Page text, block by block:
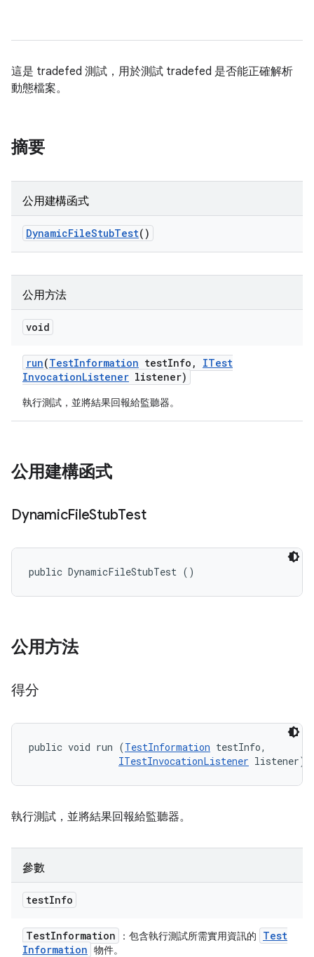
這是 tradefed 測試，用於測試 tradefed 是否能正確解析
動態檔案。
摘要
公用建構函式
DynamicFileStubTest()
公用方法
void
run(TestInformation testInfo ,
ITest
InvocationListener listener)
執行測試，並將結果回報給監聽器。
公用建構函式
DynamicFileStubTest
public DynamicFileStubTest ()
公用方法
得分
public void run (TestInformation testInfo,
ITestInvocationListener listener)
執行測試，並將結果回報給監聽器。
參數
testInfo
TestInformation ：包含執行測試所需實用資訊的
Test
Information 物件。